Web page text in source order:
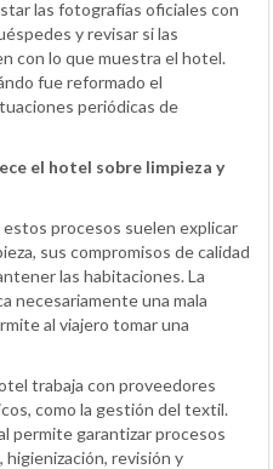
las fotografías oficiales con
y revisar si las
con lo que muestra el hotel.
fue reformado el
periódicas de
el hotel sobre limpieza y
procesos suelen explicar
sus compromisos de calidad
las habitaciones. La
necesariamente una mala
al viajero tomar una
trabaja con proveedores
como la gestión del textil.
permite garantizar procesos
higienización, revisión y